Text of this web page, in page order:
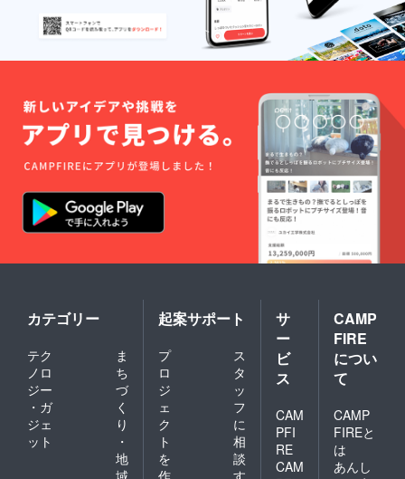
カテゴリー
テク
ノロ
ジー
・ガ
ジェ
ット
ま
ち
づ
く
り
・
地
域
起案サポート
プ
ロ
ジ
ェ
ク
ト
を
作
ス
タ
ッ
フ
に
相
談
す
サ
ー
ビ
ス
CAM
PFI
RE
CAM
CAMP
FIRE
につい
て
CAMP
FIREと
は
あんし